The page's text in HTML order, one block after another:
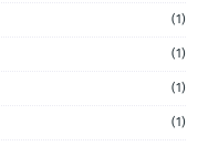
(1)
(1)
(1)
(1)